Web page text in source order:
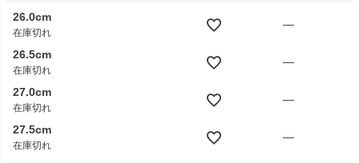
26.0cm
在庫切れ
—
26.5cm
在庫切れ
—
27.0cm
在庫切れ
—
27.5cm
在庫切れ
—